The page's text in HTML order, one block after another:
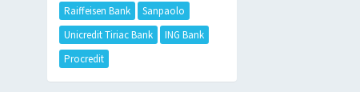
Raiffeisen Bank
Sanpaolo
Unicredit Tiriac Bank
ING Bank
Procredit